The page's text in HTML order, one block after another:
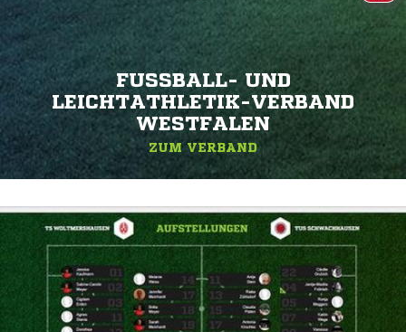
FUSSBALL- UND L
EICHTATHLETIK-VERBAND W
ESTFALEN
ZUM VERBAND